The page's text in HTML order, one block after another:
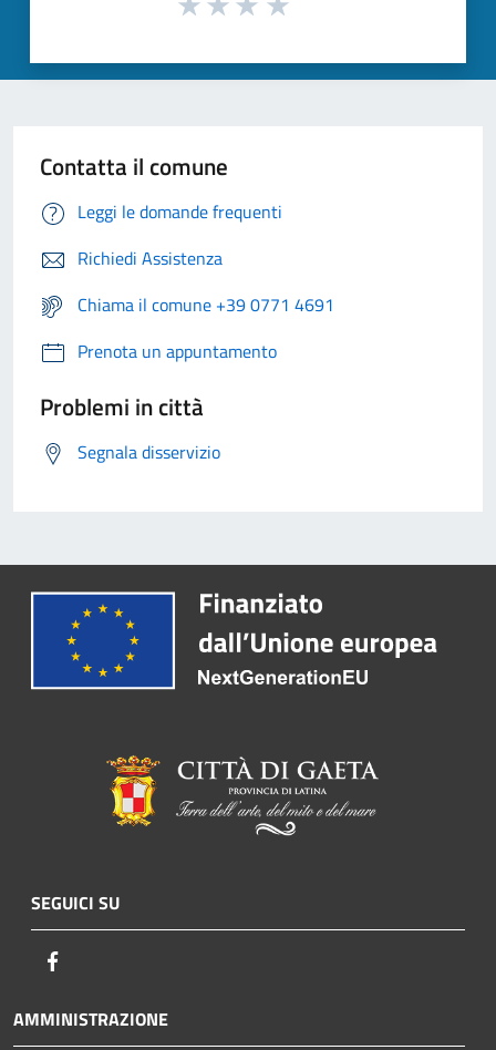
Contatta il comune
Leggi le domande frequenti
Richiedi Assistenza
Chiama il comune +39 0771 4691
Prenota un appuntamento
Problemi in città
Segnala disservizio
SEGUICI SU
AMMINISTRAZIONE